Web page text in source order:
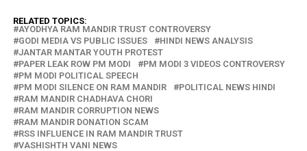
RELATED TOPICS:
AYODHYA RAM MANDIR TRUST CONTROVERSY
GODI MEDIA VS PUBLIC ISSUES
HINDI NEWS ANALYSIS
JANTAR MANTAR YOUTH PROTEST
PAPER LEAK ROW PM MODI
PM MODI 3 VIDEOS CONTROVERSY
PM MODI POLITICAL SPEECH
PM MODI SILENCE ON RAM MANDIR
POLITICAL NEWS HINDI
RAM MANDIR CHADHAVA CHORI
RAM MANDIR CORRUPTION NEWS
RAM MANDIR DONATION SCAM
RSS INFLUENCE IN RAM MANDIR TRUST
VASHISHTH VANI NEWS